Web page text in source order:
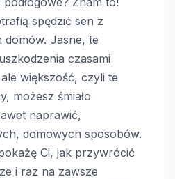
spędzić sen z
domów. Jasne, te
czasami
większość, czyli te
możesz śmiało
naprawić,
domowych sposobów.
Ci, jak przywrócić
i raz na zawsze